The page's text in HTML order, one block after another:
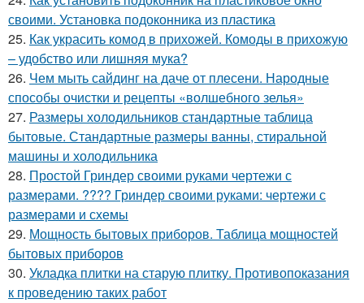
своими. Установка подоконника из пластика
25. Как украсить комод в прихожей. Комоды в прихожую
– удобство или лишняя мука?
26. Чем мыть сайдинг на даче от плесени. Народные
способы очистки и рецепты «волшебного зелья»
27. Размеры холодильников стандартные таблица
бытовые. Стандартные размеры ванны, стиральной
машины и холодильника
28. Простой Гриндер своими руками чертежи с
размерами. ???? Гриндер своими руками: чертежи с
размерами и схемы
29. Мощность бытовых приборов. Таблица мощностей
бытовых приборов
30. Укладка плитки на старую плитку. Противопоказания
к проведению таких работ